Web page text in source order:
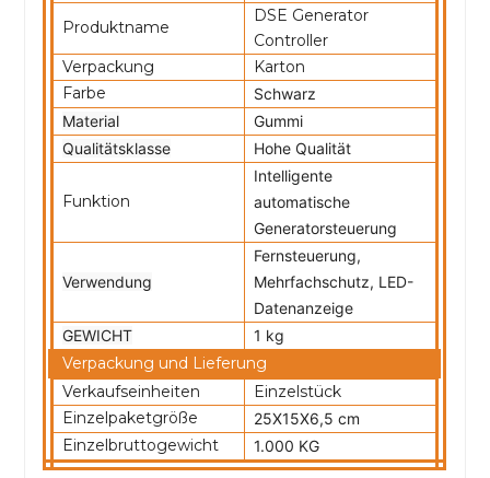
Produktname
DSE Generator
Controller
Verpackung
Karton
Farbe
Schwarz
Material
Gummi
Qualitätsklasse
Hohe Qualität
Funktion
Intelligente
automatische
Generatorsteuerung
Verwendung
Fernsteuerung,
Mehrfachschutz, LED-
Datenanzeige
GEWICHT
1 kg
Verpackung und Lieferung
Verkaufseinheiten
Einzelstück
Einzelpaketgröße
25X15X6,5 cm
Einzelbruttogewicht 1.000 KG